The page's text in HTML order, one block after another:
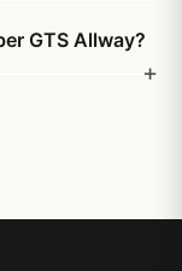
GTS Allway?